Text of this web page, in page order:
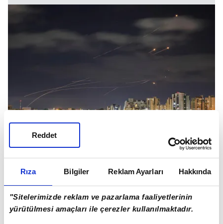
Rıza Bilgiler Reklam Ayarları Hakkında
"Sitelerimizde reklam ve pazarlama faaliyetlerinin
yürütülmesi amaçları ile çerezler kullanılmaktadır.
Reddet
İsrail ordusu
, Pazartesi akşam saatlerinden bu
yana Hamas'ın Gazze'den 90 roket ateşlediğini
açıkladı. Bir çoğu Demir Kubbe sistemi tarafından
engellenen roketlerin toplam sayısı ise, 3 bin 350.